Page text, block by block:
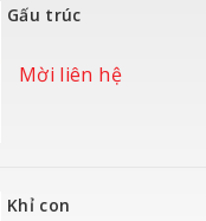
Gấu trúc
Mời liên hệ
Khỉ con